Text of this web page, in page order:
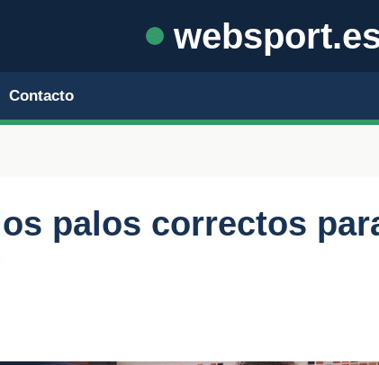
Contacto
palos correctos